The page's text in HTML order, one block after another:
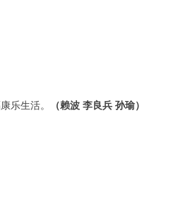
乐生活。 （赖波 李良兵 孙瑜）